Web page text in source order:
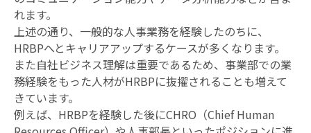
れます。
上述の通り、一般的な人事業務を経験したのちに、
HRBPへとキャリアアップするケースが多くなります。
また自社ビジネス理解は重要であるため、事業部での業
務経験をもった人材がHRBPに抜擢されることも増えて
きています。
例えば、HRBPを経験した後にCHRO（Chief Human